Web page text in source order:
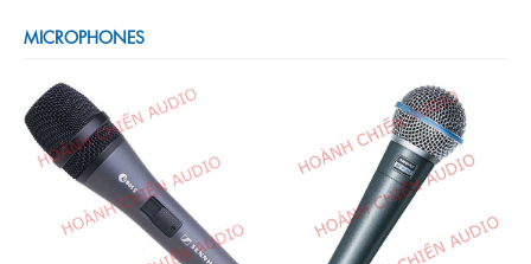
MICROPHONES